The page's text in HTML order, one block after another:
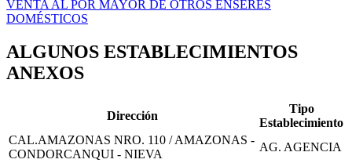
VENTA AL POR MAYOR DE OTROS ENSERES
DOMÉSTICOS
ALGUNOS ESTABLECIMIENTOS
ANEXOS
Dirección
Tipo
Establecimiento
CAL.AMAZONAS NRO. 110 / AMAZONAS -
CONDORCANQUI - NIEVA
AG. AGENCIA